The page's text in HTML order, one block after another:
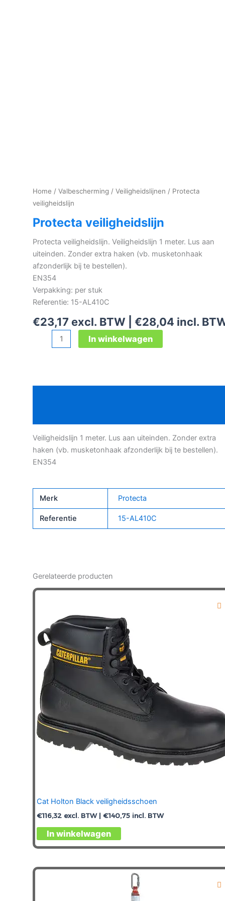
Home / Valbescherming / Veiligheidslijnen / Protecta
veiligheidslijn
Protecta veiligheidslijn
Protecta veiligheidslijn. Veiligheidslijn 1 meter. Lus aan
uiteinden. Zonder extra haken (vb. musketonhaak
afzonderlijk bij te bestellen).
EN354
Verpakking: per stuk
Referentie: 15-AL410C
€23,17 excl. BTW | €28,04 incl.
Protecta
veiligheidslijn
In winkelwagen
Veiligheidslijn 1 meter. Lus aan uiteinden. Zonder extra
haken (vb. musketonhaak afzonderlijk bij te bestellen).
EN354
Merk Protecta
Referentie 15-AL410C
Gerelateerde producten
Cat Holton Black veiligheidsschoen
€116,32 excl. BTW | €140,75 incl. BTW
In winkelwagen
Dit
product
meerdere
variaties.
Deze